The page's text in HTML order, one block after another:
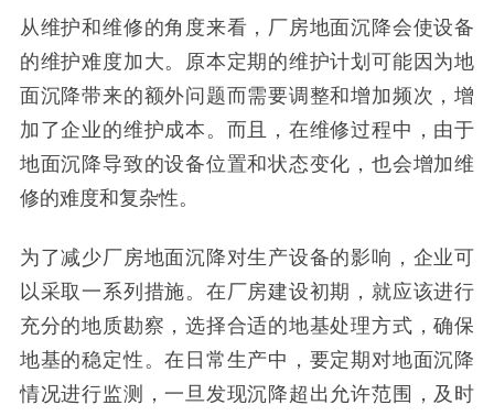
从维护和维修的角度来看， 厂房地面沉降会使设备
的维护难度加大。原本定期的维护计划可能因为地
面沉降带来的额外问题而需要调整和增加频次，增
加了企业的维护成本。而且，在维修过程中，由于
地面沉降导致的设备位置和状态变化，也会增加维
修的难度和复杂性。
为了减少厂房地面沉降对生产设备的影响，企业可
以采取一系列措施。在厂房建设初期，就应该进行
充分的地质勘察，选择合适的地基处理方式，确保
地基的稳定性。在日常生产中，要定期对地面沉降
情况进行监测，一旦发现沉降超出允许范围，及时